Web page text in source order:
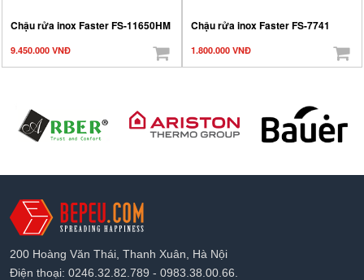
Chậu rửa inox Faster FS-11650HM
9.450.000 VNĐ
Chậu rửa inox Faster FS-7741
1.800.000 VNĐ
200 Hoàng Văn Thái, Thanh Xuân, Hà Nội
Điện thoại: 0246.32.82.789 - 0983.38.00.66.